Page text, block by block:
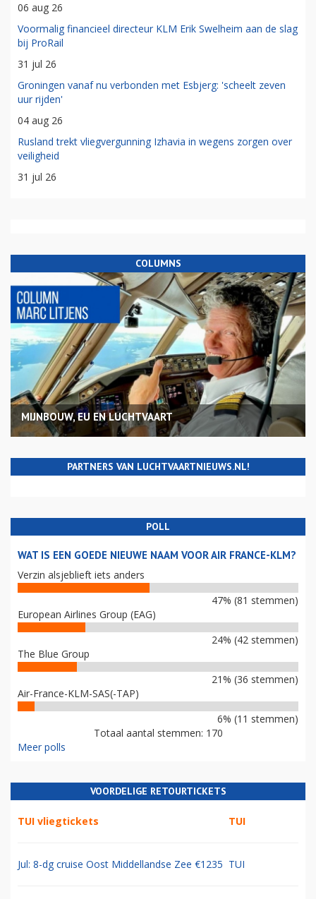
06 aug 26
Voormalig financieel directeur KLM Erik Swelheim aan de slag
bij ProRail
31 jul 26
Groningen vanaf nu verbonden met Esbjerg: 'scheelt zeven
uur rijden'
04 aug 26
Rusland trekt vliegvergunning Izhavia in wegens zorgen over
veiligheid
31 jul 26
COLUMNS
MIJNBOUW, EU EN LUCHTVAART
PARTNERS VAN LUCHTVAARTNIEUWS.NL!
POLL
WAT IS EEN GOEDE NIEUWE NAAM VOOR AIR FRANCE-KLM?
Verzin alsjeblieft iets anders
47% (81 stemmen)
European Airlines Group (EAG)
24% (42 stemmen)
The Blue Group
21% (36 stemmen)
Air-France-KLM-SAS(-TAP)
6% (11 stemmen)
Totaal aantal stemmen: 170
Meer polls
VOORDELIGE RETOURTICKETS
TUI vliegtickets TUI
Jul: 8-dg cruise Oost Middellandse Zee €1235 TUI